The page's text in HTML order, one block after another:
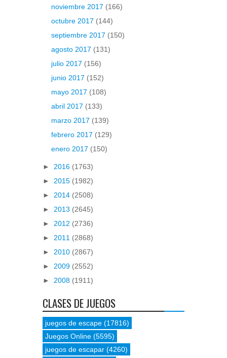
noviembre 2017 (166)
octubre 2017 (144)
septiembre 2017 (150)
agosto 2017 (131)
julio 2017 (156)
junio 2017 (152)
mayo 2017 (108)
abril 2017 (133)
marzo 2017 (139)
febrero 2017 (129)
enero 2017 (150)
► 2016 (1763)
► 2015 (1982)
► 2014 (2508)
► 2013 (2645)
► 2012 (2736)
► 2011 (2868)
► 2010 (2867)
► 2009 (2552)
► 2008 (1911)
CLASES DE JUEGOS
juegos de escape (17816)
Juegos Online (5595)
juegos de escapar (4260)